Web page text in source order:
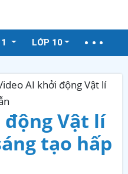
LỚP 10
AI khởi động Vật lí
Vật lí
tạo hấp